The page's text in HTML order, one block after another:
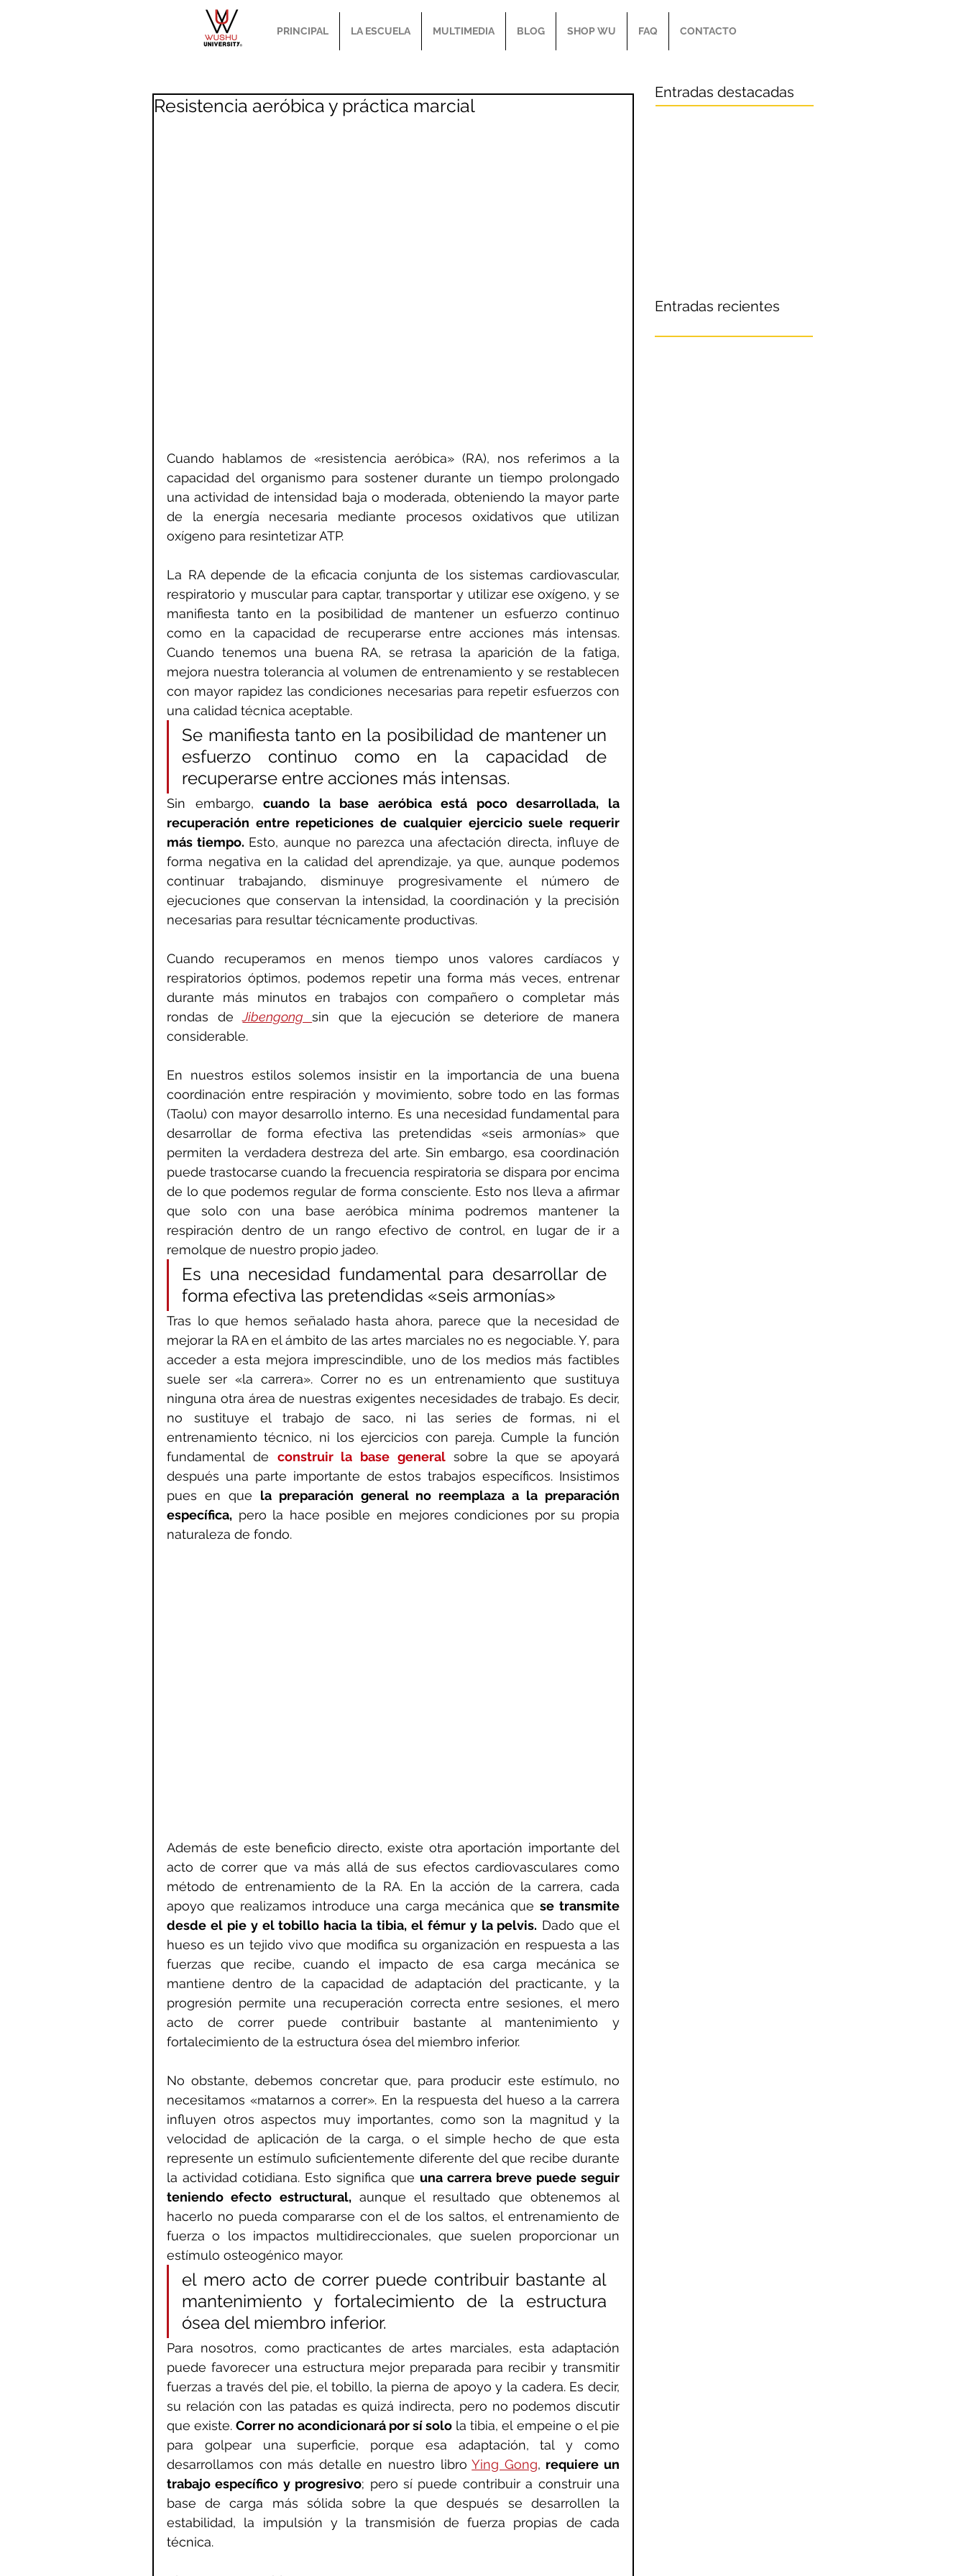
PRINCIPAL LA ESCUELA MULTIMEDIA BLOG SHOP WU FAQ CONTACTO
Resistencia aeróbica y práctica marcial
Cuando hablamos de «resistencia aeróbica» (RA), nos referimos a la
capacidad del organismo para sostener durante un tiempo prolongado
una actividad de intensidad baja o moderada, obteniendo la mayor parte
de la energía necesaria mediante procesos oxidativos que utilizan
oxígeno para resintetizar ATP.
La RA depende de la eficacia conjunta de los sistemas cardiovascular,
respiratorio y muscular para captar, transportar y utilizar ese oxígeno, y se
manifiesta tanto en la posibilidad de mantener un esfuerzo continuo
como en la capacidad de recuperarse entre acciones más intensas.
Cuando tenemos una buena RA, se retrasa la aparición de la fatiga,
mejora nuestra tolerancia al volumen de entrenamiento y se restablecen
con mayor rapidez las condiciones necesarias para repetir esfuerzos con
una calidad técnica aceptable.
Se manifiesta tanto en la posibilidad de mantener un
esfuerzo continuo como en la capacidad de
recuperarse entre acciones más intensas.
Sin embargo, cuando la base aeróbica está poco desarrollada, la
recuperación entre repeticiones de cualquier ejercicio suele requerir
más tiempo. Esto, aunque no parezca una afectación directa, influye de
forma negativa en la calidad del aprendizaje, ya que, aunque podemos
continuar trabajando, disminuye progresivamente el número de
ejecuciones que conservan la intensidad, la coordinación y la precisión
necesarias para resultar técnicamente productivas.
Cuando recuperamos en menos tiempo unos valores cardíacos y
respiratorios óptimos, podemos repetir una forma más veces, entrenar
durante más minutos en trabajos con compañero o completar más
rondas de Jibengong sin que la ejecución se deteriore de manera
considerable.
En nuestros estilos solemos insistir en la importancia de una buena
coordinación entre respiración y movimiento, sobre todo en las formas
(Taolu) con mayor desarrollo interno. Es una necesidad fundamental para
desarrollar de forma efectiva las pretendidas «seis armonías» que
permiten la verdadera destreza del arte. Sin embargo, esa coordinación
puede trastocarse cuando la frecuencia respiratoria se dispara por encima
de lo que podemos regular de forma consciente. Esto nos lleva a afirmar
que solo con una base aeróbica mínima podremos mantener la
respiración dentro de un rango efectivo de control, en lugar de ir a
remolque de nuestro propio jadeo.
Es una necesidad fundamental para desarrollar de
forma efectiva las pretendidas «seis armonías»
Tras lo que hemos señalado hasta ahora, parece que la necesidad de
mejorar la RA en el ámbito de las artes marciales no es negociable. Y, para
acceder a esta mejora imprescindible, uno de los medios más factibles
suele ser «la carrera». Correr no es un entrenamiento que sustituya
ninguna otra área de nuestras exigentes necesidades de trabajo. Es decir,
no sustituye el trabajo de saco, ni las series de formas, ni el
entrenamiento técnico, ni los ejercicios con pareja. Cumple la función
fundamental de construir la base general sobre la que se apoyará
después una parte importante de estos trabajos específicos. Insistimos
pues en que la preparación general no reemplaza a la preparación
específica, pero la hace posible en mejores condiciones por su propia
naturaleza de fondo.
Además de este beneficio directo, existe otra aportación importante del
acto de correr que va más allá de sus efectos cardiovasculares como
método de entrenamiento de la RA. En la acción de la carrera, cada
apoyo que realizamos introduce una carga mecánica que se transmite
desde el pie y el tobillo hacia la tibia, el fémur y la pelvis. Dado que el
hueso es un tejido vivo que modifica su organización en respuesta a las
fuerzas que recibe, cuando el impacto de esa carga mecánica se
mantiene dentro de la capacidad de adaptación del practicante, y la
progresión permite una recuperación correcta entre sesiones, el mero
acto de correr puede contribuir bastante al mantenimiento y
fortalecimiento de la estructura ósea del miembro inferior.
No obstante, debemos concretar que, para producir este estímulo, no
necesitamos «matarnos a correr». En la respuesta del hueso a la carrera
influyen otros aspectos muy importantes, como son la magnitud y la
velocidad de aplicación de la carga, o el simple hecho de que esta
represente un estímulo suficientemente diferente del que recibe durante
la actividad cotidiana. Esto significa que una carrera breve puede seguir
teniendo efecto estructural, aunque el resultado que obtenemos al
hacerlo no pueda compararse con el de los saltos, el entrenamiento de
fuerza o los impactos multidireccionales, que suelen proporcionar un
estímulo osteogénico mayor.
el mero acto de correr puede contribuir bastante al
mantenimiento y fortalecimiento de la estructura
ósea del miembro inferior.
Para nosotros, como practicantes de artes marciales, esta adaptación
puede favorecer una estructura mejor preparada para recibir y transmitir
fuerzas a través del pie, el tobillo, la pierna de apoyo y la cadera. Es decir,
su relación con las patadas es quizá indirecta, pero no podemos discutir
que existe. Correr no acondicionará por sí solo la tibia, el empeine o el pie
para golpear una superficie, porque esa adaptación, tal y como
desarrollamos con más detalle en nuestro libro Ying Gong, requiere un
trabajo específico y progresivo; pero sí puede contribuir a construir una
base de carga más sólida sobre la que después se desarrollen la
estabilidad, la impulsión y la transmisión de fuerza propias de cada
técnica.
Entradas destacadas
Entradas recientes